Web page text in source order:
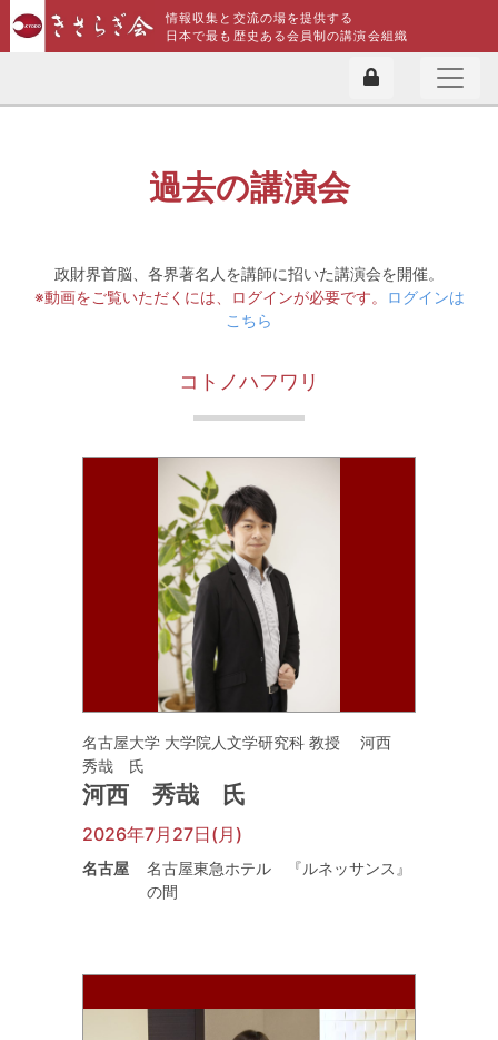
情報収集と交流の場を提供する
日本で最も歴史ある会員制の講演会組織
過去の講演会
政財界首脳、各界著名人を講師に招いた講演会を開催。
※動画をご覧いただくには、ログインが必要です。
ログインは
こちら
コトノハフワリ
名古屋大学 大学院人文学研究科 教授 河西
秀哉 氏
河西 秀哉 氏
2026年7月27日(月)
名古屋
名古屋東急ホテル 『ルネッサンス』
の間